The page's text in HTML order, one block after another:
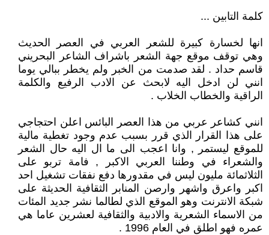
كلمة التابين ...
انها لخسارة كبيرة للشعر العربي في العصر الحديث
وهي توقف موقع جهة الشعر باشراف الشاعر البحريني
قاسم حداد . لقد صدمت من الخبر ولم يخطر ببالي يوما
انني لن ادخل اليه لابحث عن الادب الرفيع والكلمة
الراقية والخطاب الخلاب .
انني كشاعر عربي من هذا العصر البائس اعلن احتجاجي
على هذا القرار الذي قرر بسبب عدم وجود تغطية مالية
للموقع ليستمر , وانا اعجب الى ما ال اليه حال الشعر
والشعراء في وطننا العربي الاكبر , فامة تربو على
الثلاثمائة مليون ليس في مقدورها دفع نفقات تشغيل احد
اكبر واعرق واشهر وارصن المنابر الثقافية الحديثة على
شبكة الانترنت وهو الموقع الذي لطالما نشر جديد المئات
من الاسماء الشعرية والادبية والثقافية لعشرين عاما هي
عمره فهو اطلق في العام 1996 .